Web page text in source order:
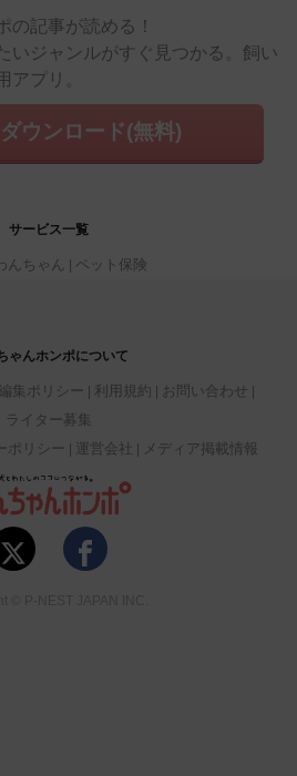
の記事が読める！
いジャンルがすぐ見つかる。飼い
アプリ。
ウンロード(無料)
サービス一覧
んちゃん ペット保険
ゃんホンポについて
編集ポリシー 利用規約
お問い合わせ
ライター募集
ポリシー 運営会社 メディア掲載情報